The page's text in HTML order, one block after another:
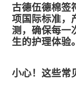
古德伍德棉签
项国际标准，
测，确保每一
生的护理体验。
小心！这些常